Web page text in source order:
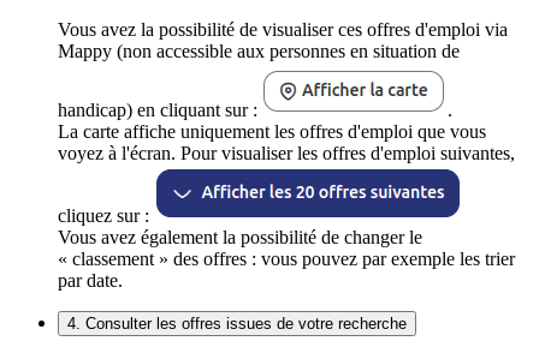
Vous avez la possibilité de visualiser ces offres d'emploi via
Mappy (non accessible aux personnes en situation de
handicap) en cliquant sur :
.
La carte affiche uniquement les offres d'emploi que vous
voyez à l'écran. Pour visualiser les offres d'emploi suivantes,
cliquez sur :
Vous avez également la possibilité de changer le
« classement » des offres : vous pouvez par exemple les trier
par date.
4. Consulter les offres issues de votre recherche